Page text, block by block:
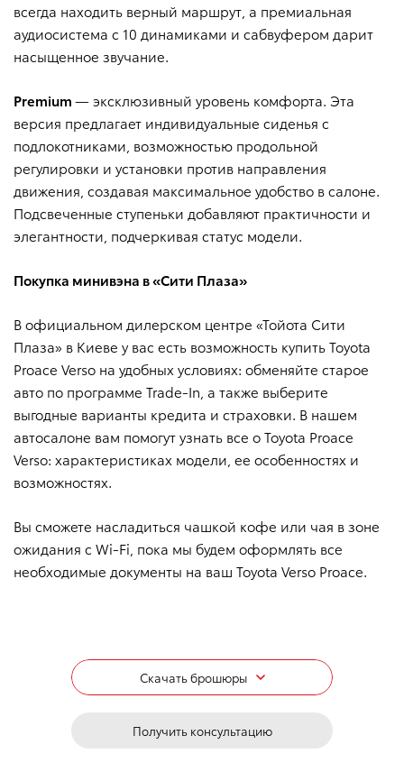
всегда находить верный маршрут, а премиальная
аудиосистема с 10 динамиками и сабвуфером дарит
насыщенное звучание.
Premium— эксклюзивный уровень комфорта. Эта
версия предлагает индивидуальные сиденья с
подлокотниками, возможностью продольной
регулировки и установки против направления
движения, создавая максимальное удобство в салоне.
Подсвеченные ступеньки добавляют практичности и
элегантности, подчеркивая статус модели.
Покупка минивэна в «Сити Плаза»
В официальном дилерском центре «Тойота Сити
Плаза» в Киеве у вас есть возможность купить Toyota
Proace Verso на удобных условиях: обменяйте старое
авто по программе Trade-In, а также выберите
выгодные варианты кредита и страховки. В нашем
автосалоне вам помогут узнать все о Toyota Proace
Verso: характеристиках модели, ее особенностях и
возможностях.
Вы сможете насладиться чашкой кофе или чая в зоне
ожидания с Wi-Fi, пока мы будем оформлять все
необходимые документы на ваш Toyota Verso Proace.
Скачать брошюры
Получить консультацию